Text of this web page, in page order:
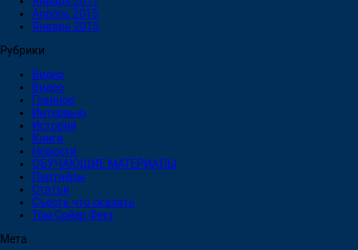
Апрель 2015
Январь 2015
Рубрики
Видео
Видео
Главное
Интервью
Истории
Книги
Новости
ОБУЧАЮЩИЕ МАТЕРИАЛЫ
Партнёры
Статьи
Съесть что сказать
Том Сойер Фест
Мета